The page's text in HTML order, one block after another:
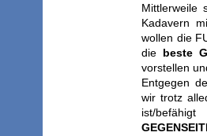
Mittlerweile
Kadavern
wollen die
die
beste
vorstellen
Entgegen
wir trotz
ist/